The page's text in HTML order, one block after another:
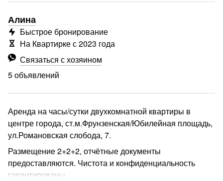
Алина
Связаться с хозяином
5 объявлений
Быстрое бронирование
На Квартирке с 2023 года
Аренда на часы/сутки двухкомнатной квартиры в
центре города, ст.м.Фрунзенская/Юбилейная площадь,
ул.Романовская слобода, 7.
Размещение 2+2+2, отчётные документы
предоставляются. Чистота и конфиденциальность
гарантированы.